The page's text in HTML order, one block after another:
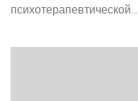
психотерапевтической...